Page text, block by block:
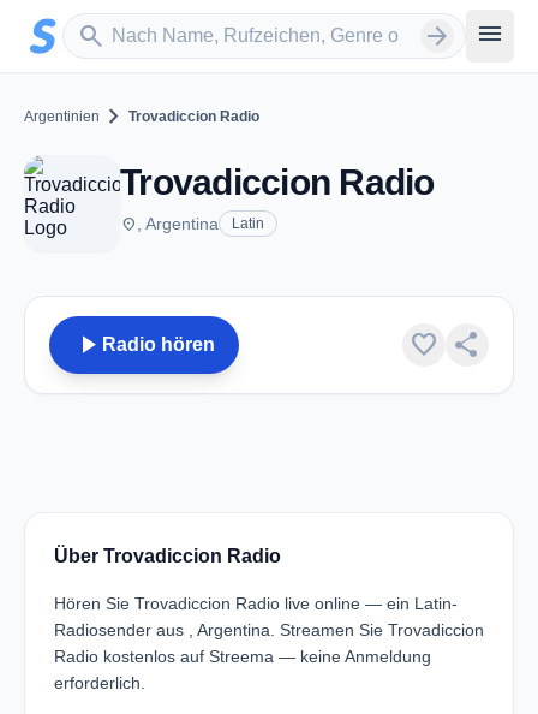
Zum Hauptinhalt springen
search
Sender suchen arrow_forward menu
Argentinien chevron_right Trovadiccion Radio
Trovadiccion Radio
place , Argentina Latin
play_arrow Radio hören favorite share
Über Trovadiccion Radio
Hören Sie Trovadiccion Radio live online — ein Latin-
Radiosender aus , Argentina. Streamen Sie Trovadiccion
Radio kostenlos auf Streema — keine Anmeldung
erforderlich.